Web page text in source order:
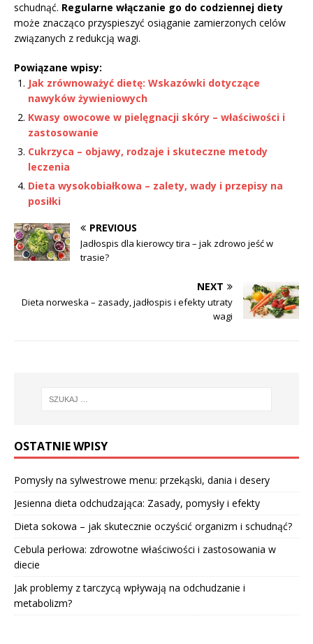
schudnąć. Regularne włączanie go do codziennej diety
może znacząco przyspieszyć osiąganie zamierzonych celów
związanych z redukcją wagi.
Powiązane wpisy:
Jak zrównoważyć dietę: Wskazówki dotyczące
nawyków żywieniowych
Kwasy owocowe w pielęgnacji skóry – właściwości i
zastosowanie
Cukrzyca – objawy, rodzaje i skuteczne metody
leczenia
Dieta wysokobiałkowa – zalety, wady i przepisy na
posiłki
PREVIOUS
Jadłospis dla kierowcy tira – jak zdrowo jeść w
trasie?
NEXT
Dieta norweska – zasady, jadłospis i efekty utraty
wagi
OSTATNIE WPISY
Pomysły na sylwestrowe menu: przekąski, dania i desery
Jesienna dieta odchudzająca: Zasady, pomysły i efekty
Dieta sokowa – jak skutecznie oczyścić organizm i schudnąć?
Cebula perłowa: zdrowotne właściwości i zastosowania w
diecie
Jak problemy z tarczycą wpływają na odchudzanie i
metabolizm?